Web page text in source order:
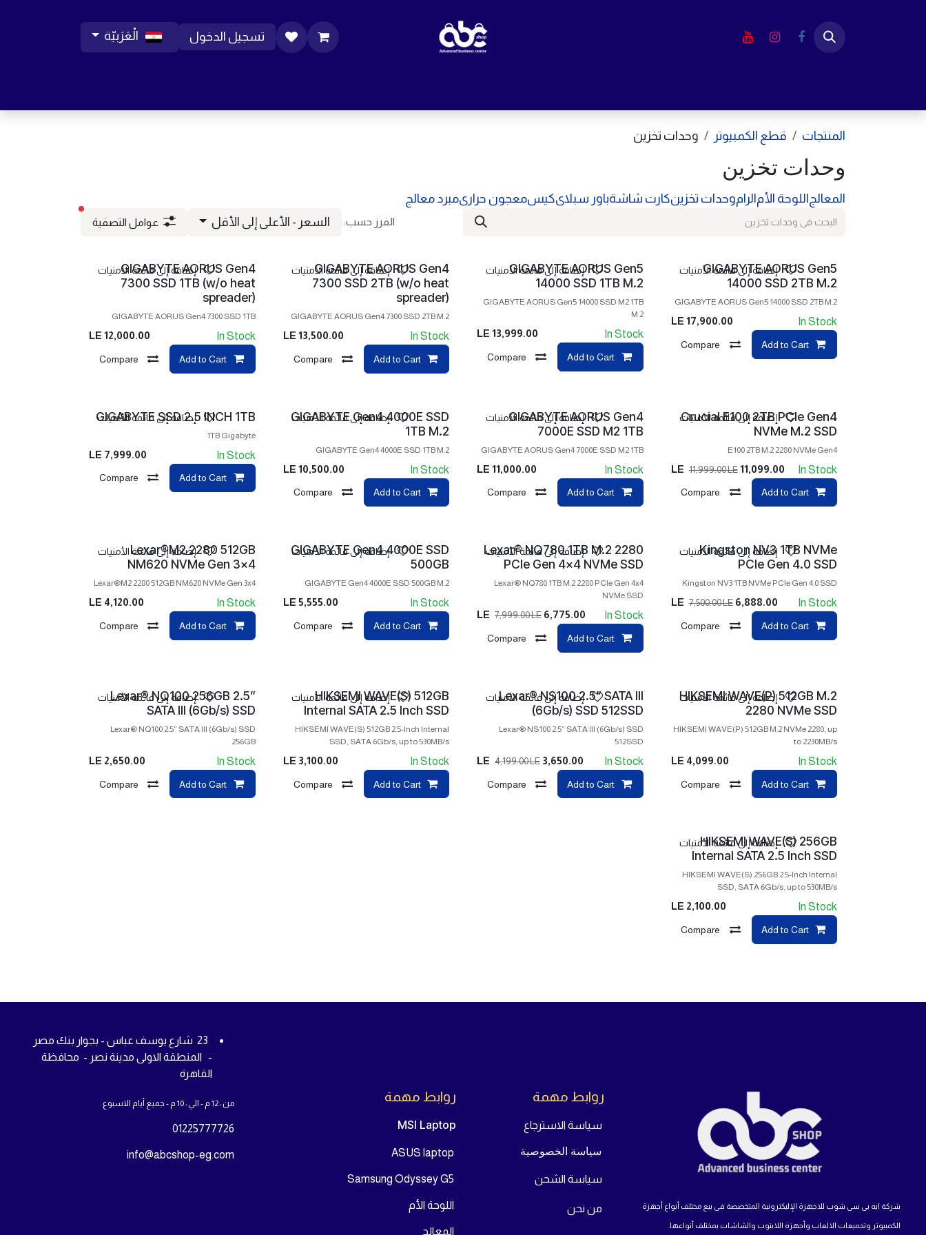
تسجيل الدخول الْعَرَبيّة
المنتجات قطع الكمبيوتر وحدات تخزين
وحدات تخزين
المعالجاللوحة الأمالراموحدات تخزينكارت شاشةباور سبلاىكيسمعجون حرارىمبرد معالج
الفرز حسب: السعر - الأعلى إلى الأقل عوامل التصفية
GIGABYTE AORUS Gen5
14000 SSD 2TB M.2
GIGABYTE AORUS Gen5 14000 SSD 2TB M.2
17,900.00 In Stock
Add to Cart
Compare
إضافة إلى قائمة الأمنيات
GIGABYTE AORUS Gen5
14000 SSD 1TB M.2
GIGABYTE AORUS Gen5 14000 SSD M2 1TB
M.2
13,999.00
LE In Stock
Add to Cart
Compare
إضافة إلى قائمة الأمنيات
GIGABYTE AORUS Gen4
7300 SSD 2TB (w/o heat
spreader)
GIGABYTE AORUS Gen4 7300 SSD 2TB M.2
13,500.00 In Stock
Add to Cart
Compare
إضافة إلى قائمة الأمنيات
GIGABYTE AORUS Gen4
7300 SSD 1TB (w/o heat
spreader)
GIGABYTE AORUS Gen4 7300 SSD 1TB
12,000.00
LE In Stock
Add to Cart
Compare
إضافة إلى قائمة الأمنيات
Crucial E100 2TB PCIe Gen4
NVMe M.2 SSD
E100 2TB M.2 2280 NVMe Gen4
11,099.00
LE
11,999.00LE In Stock
Add to Cart
Compare
إضافة إلى قائمة الأمنيات
GIGABYTE AORUS Gen4
7000E SSD M2 1TB
GIGABYTE AORUS Gen4 7000E SSD M2 1TB
11,000.00
LE In Stock
Add to Cart
Compare
إضافة إلى قائمة الأمنيات
GIGABYTE Gen4 4000E SSD
1TB M.2
GIGABYTE Gen4 4000E SSD 1TB M.2
10,500.00 In Stock
Add to Cart
Compare
إضافة إلى قائمة الأمنيات GIGABYTE SSD 2.5 INCH 1TB
1TB Gigabyte
7,999.00 In Stock
Add to Cart
Compare
إضافة إلى قائمة الأمنيات
Kingston NV3 1TB NVMe
PCIe Gen 4.0 SSD
Kingston NV3 1TB NVMe PCIe Gen 4.0 SSD
6,888.00
LE
7,500.00LE In Stock
Add to Cart
Compare
إضافة إلى قائمة الأمنيات
Lexar® NQ780 1TB M.2 2280
PCIe Gen 4x4 NVMe SSD
Lexar® NQ780 1TB M.2 2280 PCIe Gen 4x4
NVMe SSD
6,775.00
7,999.00LE In Stock
Add to Cart
Compare
إضافة إلى قائمة الأمنيات
GIGABYTE Gen4 4000E SSD
500GB
GIGABYTE Gen4 4000E SSD 500GB M.2
5,555.00 In Stock
Add to Cart
Compare
إضافة إلى قائمة الأمنيات
Lexar®M2 2280 512GB
NM620 NVMe Gen 3x4
Lexar®M2 2280 512GB NM620 NVMe Gen 3x4
4,120.00 In Stock
Add to Cart
Compare
إضافة إلى قائمة الأمنيات
HIKSEMI WAVE(P) 512GB M.2
2280 NVMe SSD
HIKSEMI WAVE(P) 512GB M.2 NVMe 2280, up
to 2230MB/s
4,099.00 In Stock
Add to Cart
Compare
إضافة إلى قائمة الأمنيات
Lexar® NS100 2.5” SATA III
(6Gb/s) SSD 512SSD
Lexar® NS100 2.5” SATA III (6Gb/s) SSD
512SSD
3,650.00
4,199.00LE In Stock
Add to Cart
Compare
إضافة إلى قائمة الأمنيات
HIKSEMI WAVE(S) 512GB
Internal SATA 2.5 Inch SSD
HIKSEMI WAVE(S) 512GB 2.5-Inch Internal
SSD, SATA 6Gb/s, up to 530MB/s
3,100.00 In Stock
Add to Cart
Compare
إضافة إلى قائمة الأمنيات
Lexar® NQ100 256GB 2.5”
SATA III (6Gb/s) SSD
Lexar® NQ100 2.5” SATA III (6Gb/s) SSD
256GB
2,650.00 In Stock
Add to Cart
Compare
إضافة إلى قائمة الأمنيات
HIKSEMI WAVE(S) 256GB
Internal SATA 2.5 Inch SSD
HIKSEMI WAVE(S) 256GB 2.5-Inch Internal
SSD, SATA 6Gb/s, up to 530MB/s
2,100.00 In Stock
Add to Cart
Compare
إضافة إلى قائمة الأمنيات
روابط مهمة
سياسة الاسترجاع
سياسة الخصوصية
سياسة الشحن
من نحن
23 شارع يوسف عباس - بجوار بنك مصر
- المنطقة الاولى مدينة نصر - محافظة
القاهرة
من : 12 م - الي : 10 م - جميع أيام الاسبوع
01225777726
info@abcshop-eg.com
روابط مهمة
MSI Laptop
ASUS laptop
Samsung Odyssey G5
اللوحة الأم
المعالج
شركة ايه بى سى شوب للاجهزة الإليكترونية المتخصصة فى بيع مختلف أنواع أجهزة
الكمبيوتر وتجميعات الالعاب وأجهزة اللابتوب والشاشات بمختلف أنواعها.